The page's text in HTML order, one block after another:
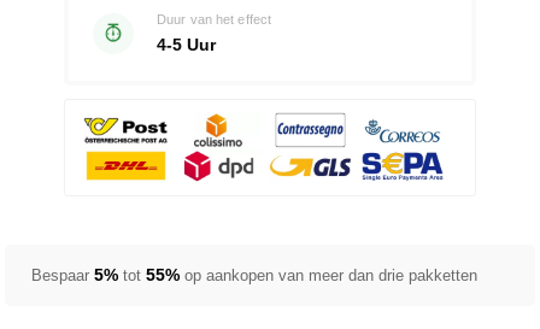
Duur van het effect
4-5 Uur
Bespaar5% tot55% op aankopen van meer dan drie pakketten